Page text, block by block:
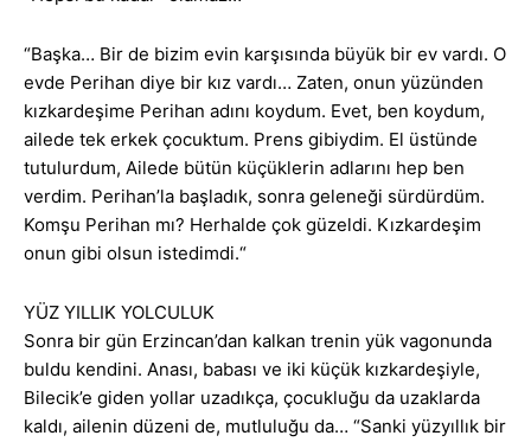
“Başka… Bir de bizim evin karşısında büyük bir ev vardı. O
evde Perihan diye bir kız vardı… Zaten, onun yüzünden
kızkardeşime Perihan adını koydum. Evet, ben koydum,
ailede tek erkek çocuktum. Prens gibiydim. El üstünde
tutulurdum, Ailede bütün küçüklerin adlarını hep ben
verdim. Perihan’la başladık, sonra geleneği sürdürdüm.
Komşu Perihan mı? Herhalde çok güzeldi. Kızkardeşim
onun gibi olsun istedimdi.“
YÜZ YILLIK YOLCULUK
Sonra bir gün Erzincan’dan kalkan trenin yük vagonunda
buldu kendini. Anası, babası ve iki küçük kızkardeşiyle,
Bilecik’e giden yollar uzadıkça, çocukluğu da uzaklarda
kaldı, ailenin düzeni de, mutluluğu da… “Sanki yüzyıllık bir